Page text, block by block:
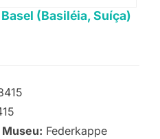
(Basiléia, Suíça)
Federkappe